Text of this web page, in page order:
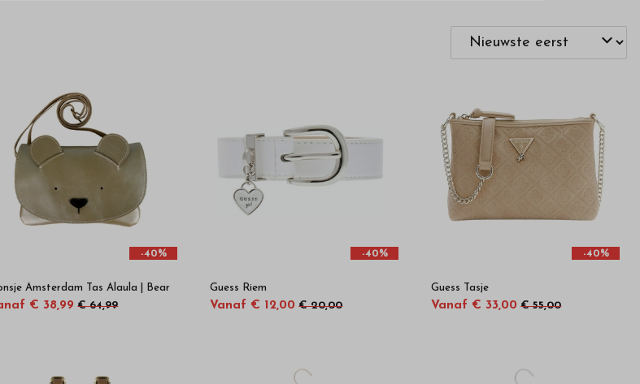
-40%
Amsterdam Tas Alaula | Bear
€ 38,99 € 64,99
-40%
Guess Riem
Vanaf € 12,00 € 20,00
-40%
Guess Tasje
Vanaf € 33,00 € 55,00